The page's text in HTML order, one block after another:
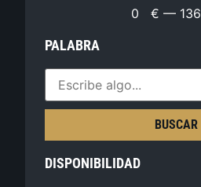
0 € — 136
PALABRA
BUSCAR
DISPONIBILIDAD